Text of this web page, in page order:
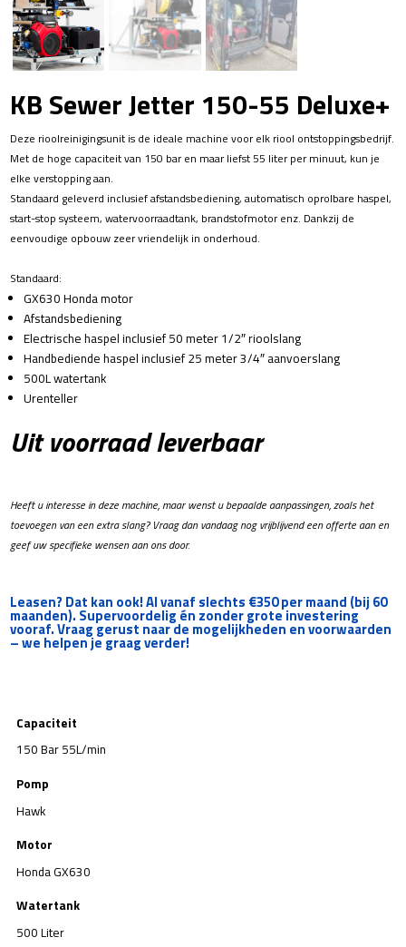
KB Sewer Jetter 150-55 Deluxe+
Deze rioolreinigingsunit is de ideale machine voor elk riool ontstoppingsbedrijf.
Met de hoge capaciteit van 150 bar en maar liefst 55 liter per minuut, kun je
elke verstopping aan.
Standaard geleverd inclusief afstandsbediening, automatisch oprolbare haspel,
start-stop systeem, watervoorraadtank, brandstofmotor enz. Dankzij de
eenvoudige opbouw zeer vriendelijk in onderhoud.
Standaard:
GX630 Honda motor
Afstandsbediening
Electrische haspel inclusief 50 meter 1/2″ rioolslang
Handbediende haspel inclusief 25 meter 3/4″ aanvoerslang
500L watertank
Urenteller
Uit voorraad leverbaar
Heeft u interesse in deze machine, maar wenst u bepaalde aanpassingen, zoals het
toevoegen van een extra slang? Vraag dan vandaag nog vrijblijvend een offerte aan en
geef uw specifieke wensen aan ons door.
Leasen? Dat kan ook! Al vanaf slechts €350 per maand (bij 60
maanden). Supervoordelig én zonder grote investering
vooraf. Vraag gerust naar de mogelijkheden en voorwaarden
– we helpen je graag verder!
Capaciteit
150 Bar 55L/min
Pomp
Hawk
Motor
Honda GX630
Watertank
500 Liter